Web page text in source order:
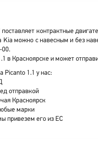
контрактные
Kia можно с навесным и без
00.
в Красноярске и может
Picanto 1.1 у нас:
отправкой
Красноярск
марки
привезем его из ЕС